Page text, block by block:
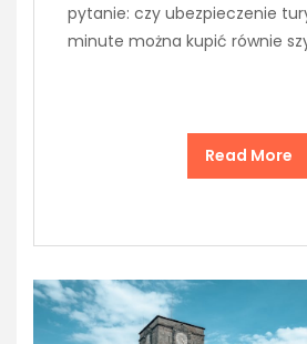
pytanie: czy ubezpieczenie
minute można kupić równie
Read More